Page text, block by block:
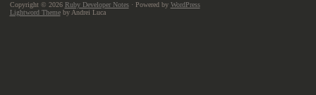
Copyright © 2026 Ruby Developer Notes· Powered by WordPress
Lightword Themeby Andrei Luca